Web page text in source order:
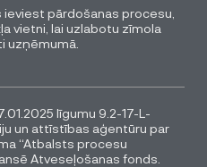
pārdošanas procesu,
vietni, lai uzlabotu zīmola
uzņēmumā.
līgumu 9.2-17-L-
un attīstības aģentūru par
“Atbalsts procesu
Atveseļošanas fonds.